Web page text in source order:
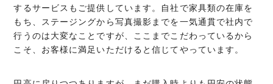
するサービスもご提供しています。自社で家具類の在庫を
もち、ステージングから写真撮影までを一気通貫で社内で
行うのは大変なことですが、ここまでこだわっているから
こそ、お客様に満足いただけると信じてやっています。